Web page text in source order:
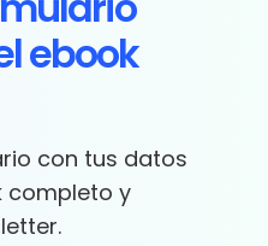
ebook
con tus datos
completo y